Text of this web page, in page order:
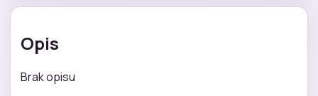
Opis
Brak opisu